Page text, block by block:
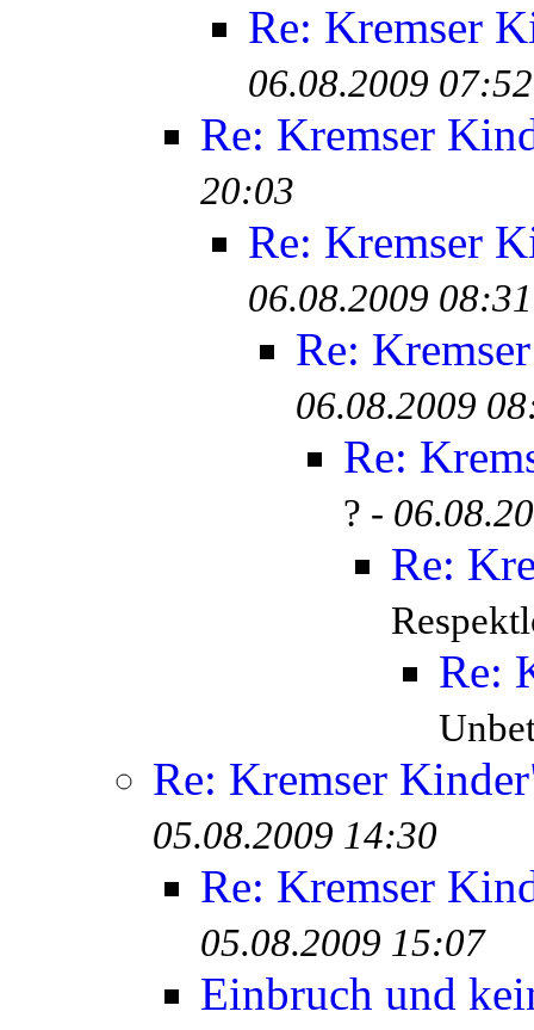
Re: Kremser
06.08.2009 07:52
Re: Kremser
20:03
Re: Kremser
06.08.2009 08:31
Re:
06.08.2009
Re:
? -
Re:
Re:
Re: Kremser
05.08.2009 14:30
Re: Kremser
05.08.2009 15:07
Einbruch und